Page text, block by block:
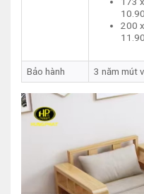
200
Bảo hành 3 năm mút